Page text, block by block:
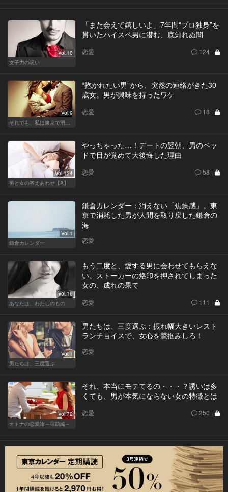
Vol.10
女子力の呪い
「また会えて嬉しいよ」7年間“プロ独身”を
貫いたハイスペ男に潜む、底知れぬ闇
恋愛 124
Vol.9
それでも、私は東京で消耗する
“抱かれたい男”から、突然の連絡がきた30
歳女。男が興味を持ったワケ
恋愛 18
Vol.124
男と女の答えあわせ【A】
やっちゃった…！デートの翌朝、男のベッ
ドで目が覚めて大後悔した理由
恋愛 58
Vol.1
鎌倉カレンダー
鎌倉カレンダー：消えない「焦燥感」。東
京で消耗した男が人間を取り戻した鎌倉の
海
恋愛
Vol.16
あなたは、わたしのもの
もう二度と、愛する男に会わせてもらえな
い。ストーカーの烙印を押されてしまった
女の、成れの果て
恋愛 111
Vol.1
男たちは、三度選ぶ
男たちは、三度選ぶ：振れ幅大きいレスト
ランチョイスで、女心を鷲掴みしろ！
恋愛
Vol.72
オトナの恋愛論～宿題編～
それ、本当にモテてるの・・・？誘いは多
くても、男が本気にならない女の特徴とは
恋愛 250